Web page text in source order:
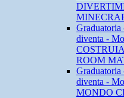
Graduatoria
diventa -
ROOM
Graduatoria
diventa -
MONDO